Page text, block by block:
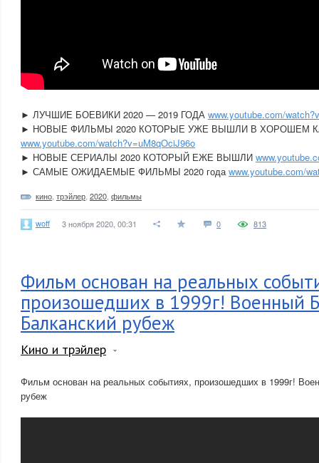
► ЛУЧШИЕ БОЕВИКИ 2020 — 2019 ГОДА www.youtube.com/
► НОВЫЕ ФИЛЬМЫ 2020 КОТОРЫЕ УЖЕ ВЫШЛИ В ХОРОШЕМ
www.youtube.com/watch?v=uM8qOciJ96o
► НОВЫЕ СЕРИАЛЫ 2020 КОТОРЫЙ ЕЖЕ ВЫШЛИ
► САМЫЕ ОЖИДАЕМЫЕ ФИЛЬМЫ 2020 годаwww.youtube.com/
кино трэйлер 2020 фильмы
woff 3 ноября 2020, 00:31 0 813
Фильм основан на реальных
произошедших в 1999г! Военный
Балканский рубеж
Кино и трэйлер
Фильм основан на реальных событиях, произошедших в 1999г!
рубеж